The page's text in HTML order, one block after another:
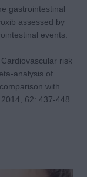
gastrointestinal
assessed by
events.
risk
analysis of
with
62: 437-448.